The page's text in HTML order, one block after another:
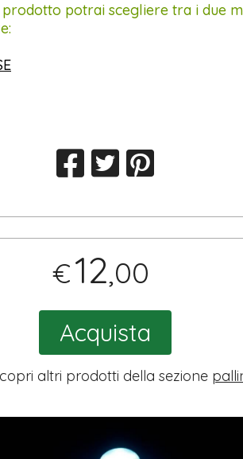
potrai scegliere tra i due
€12,00
Acquista
altri prodotti della sezione